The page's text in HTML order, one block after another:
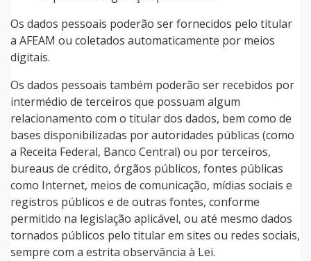
Os dados pessoais poderão ser fornecidos pelo titular
a AFEAM ou coletados automaticamente por meios
digitais.
Os dados pessoais também poderão ser recebidos por
intermédio de terceiros que possuam algum
relacionamento com o titular dos dados, bem como de
bases disponibilizadas por autoridades públicas (como
a Receita Federal, Banco Central) ou por terceiros,
bureaus de crédito, órgãos públicos, fontes públicas
como Internet, meios de comunicação, mídias sociais e
registros públicos e de outras fontes, conforme
permitido na legislação aplicável, ou até mesmo dados
tornados públicos pelo titular em sites ou redes sociais,
sempre com a estrita observância à Lei.